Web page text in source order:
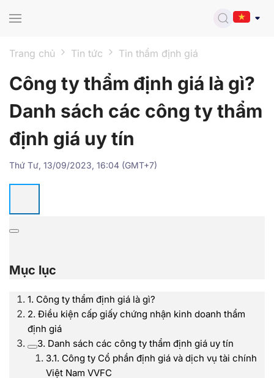
Trang chủ Tin tức Tin thẩm định giá
Công ty thẩm định giá là gì?
Danh sách các công ty thẩm
định giá uy tín
Thứ Tư, 13/09/2023, 16:04 (GMT+7)
Mục lục
1. Công ty thẩm định giá là gì?
2. Điều kiện cấp giấy chứng nhận kinh doanh thẩm
định giá
3. Danh sách các công ty thẩm định giá uy tín
3.1. Công ty Cổ phần định giá và dịch vụ tài chính
Việt Nam VVFC